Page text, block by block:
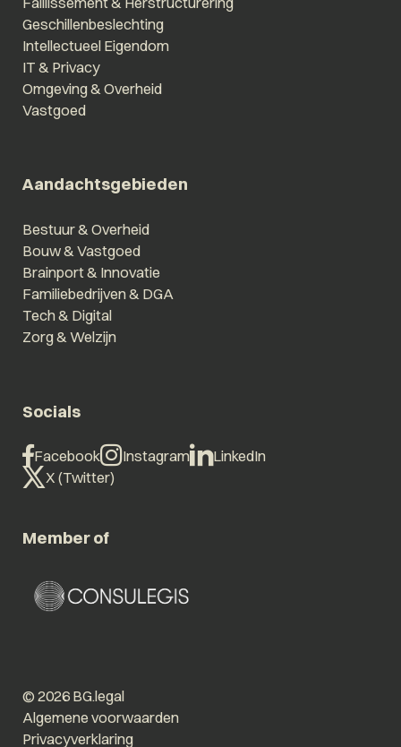
Geschillenbeslechting
Intellectueel Eigendom
IT & Privacy
Omgeving & Overheid
Vastgoed
Aandachtsgebieden
Bestuur & Overheid
Bouw & Vastgoed
Brainport & Innovatie
Familiebedrijven & DGA
Tech & Digital
Zorg & Welzijn
Socials
Facebook Instagram
LinkedIn
X (Twitter)
Member of
© 2026 BG.legal
Algemene voorwaarden
Privacyverklaring